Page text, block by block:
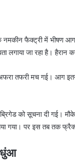
नमकीन फैक्ट्री में भीषण
जा रहा है। हैरान
तफरी मच गई। आग
को सूचना दी गई।
गया। पर इस तब तक
धुंआ